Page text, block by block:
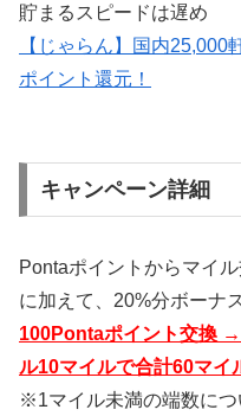
貯まるスピードは遅め
【じゃらん】国内25,000
ポイント還元！
キャンペーン詳細
Pontaポイントからマイ
に加えて、20%分ボーナ
100Pontaポイント交換
ル10マイルで合計60マイ
※1マイル未満の端数につ